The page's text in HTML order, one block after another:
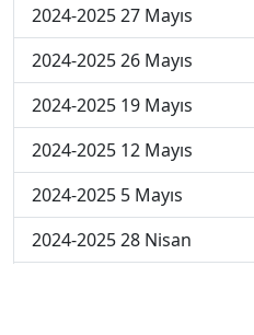
2024-2025 27 Mayıs
2024-2025 26 Mayıs
2024-2025 19 Mayıs
2024-2025 12 Mayıs
2024-2025 5 Mayıs
2024-2025 28 Nisan